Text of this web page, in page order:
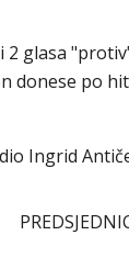
2 glasa
donese po
Ingrid